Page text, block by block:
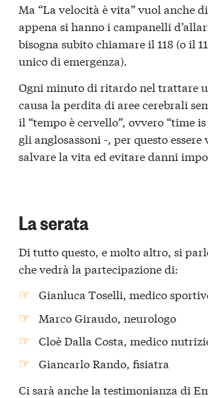
Ma “La velocità è vita” vuol anche
appena si hanno i campanelli
bisogna subito chiamare il 118 (o il
unico di emergenza).
Ogni minuto di ritardo nel trattare
causa la perdita di aree cerebrali
il “tempo è cervello”, ovvero “time
gli anglosassoni -, per questo essere
salvare la vita ed evitare danni
La serata
Di tutto questo, e molto altro, si
che vedrà la partecipazione di:
Gianluca Toselli, medico
Marco Giraudo, neurologo
Cloè Dalla Costa, medico
Giancarlo Rando, fisiatra
Ci sarà anche la testimonianza di